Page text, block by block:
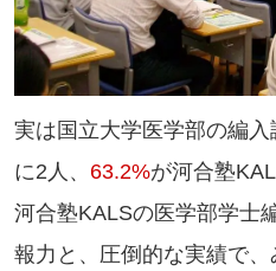
実は国立大学医学部の編
に2人、 63.2%が河合塾
河合塾KALSの医学部学士
報力と、圧倒的な実績で